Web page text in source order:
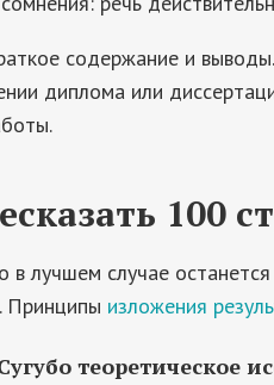
содержание и
диплома или
100
в лучшем случае
Принципы изложения
теоретическое